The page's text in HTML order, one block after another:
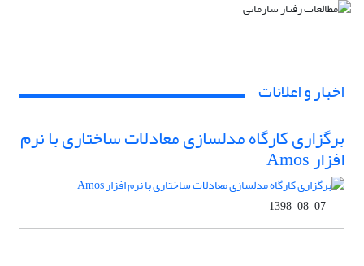
اخبار و اعلانات
برگزاری کارگاه مدلسازی معادلات ساختاری با نرم
افزار Amos
1398-08-07